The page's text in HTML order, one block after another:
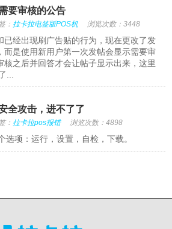
要审核的公告
： 拉卡拉电签版POS机 浏览次数：3448
已经出现刷广告贴的行为，现在更改了发
而是使用新用户第一次发帖会显示需要审
核之后并回答才会让帖子显示出来，这里
...
全攻击，进不了了
： 拉卡拉pos报错 浏览次数：4898
选项：运行，设置，自检，下载。